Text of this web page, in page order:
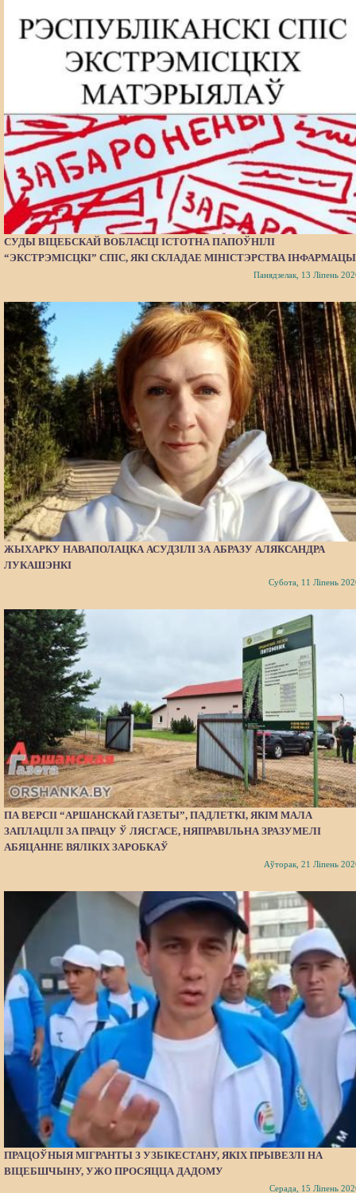
СУДЫ ВІЦЕБСКАЙ ВОБЛАСЦІ ІСТОТНА ПАПОЎНІЛІ
“ЭКСТРЭМІСЦКІ” СПІС, ЯКІ СКЛАДАЕ МІНІСТЭРСТВА
Панядзелак, 13 Ліпень
ЖЫХАРКУ НАВАПОЛАЦКА АСУДЗІЛІ ЗА АБРАЗУ АЛЯКСАНДРА
ЛУКАШЭНКІ
Субота, 11 Ліпень
ПА ВЕРСІІ “АРШАНСКАЙ ГАЗЕТЫ”, ПАДЛЕТКІ, ЯКІМ МАЛА
ЗАПЛАЦІЛІ ЗА ПРАЦУ Ў ЛЯСГАСЕ, НЯПРАВІЛЬНА ЗРАЗУМЕЛІ
АБЯЦАННЕ ВЯЛІКІХ ЗАРОБКАЎ
Аўторак, 21 Ліпень
ПРАЦОЎНЫЯ МІГРАНТЫ З УЗБІКЕСТАНУ, ЯКІХ ПРЫВЕЗЛІ НА
ВІЦЕБШЧЫНУ, УЖО ПРОСЯЦЦА ДАДОМУ
Серада, 15 Ліпень